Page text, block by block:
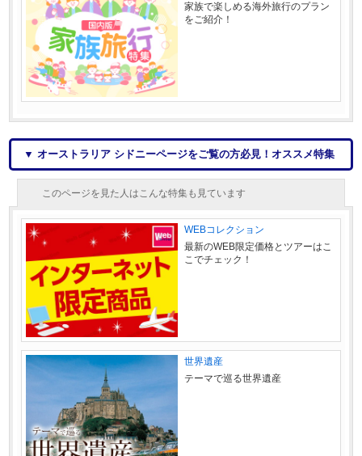
家族で楽しめる海外旅行のプラン
をご紹介！
▼ オーストラリア シドニーページをご覧の方必見！オススメ特集
このページを見た人はこんな特集も見ています
WEBコレクション
最新のWEB限定価格とツアーはこ
こでチェック！
世界遺産
テーマで巡る世界遺産